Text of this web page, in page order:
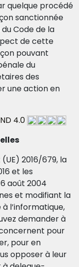
quelque procédé
sanctionnée
Code de la
de cette
pouvant
du
des
une action en
4.0
2016/679, la
et les
août 2004
et modifiant la
à l’informatique,
demander à
pour
pour en
opposer à leur